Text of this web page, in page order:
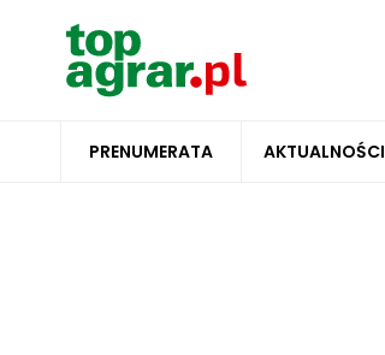
PRENUMERATA AKTUALNOŚCI